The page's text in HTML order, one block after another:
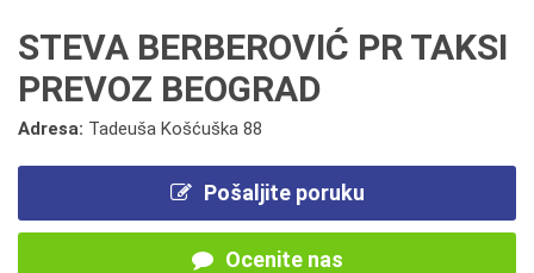
STEVA BERBEROVIĆ PR TAKSI
PREVOZ BEOGRAD
Adresa: Tadeuša Košćuška 88
Pošaljite poruku
Ocenite nas